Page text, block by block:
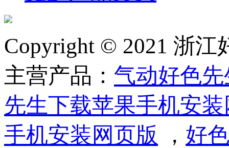
Copyright © 2021 浙
主营产品： 气动好色
先生下载苹果手机安
手机安装网页版
， 好